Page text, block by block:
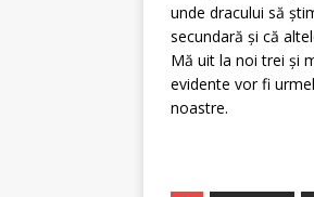
unde dracului să
secundară și că
Mă uit la noi trei și
evidente vor fi
noastre.